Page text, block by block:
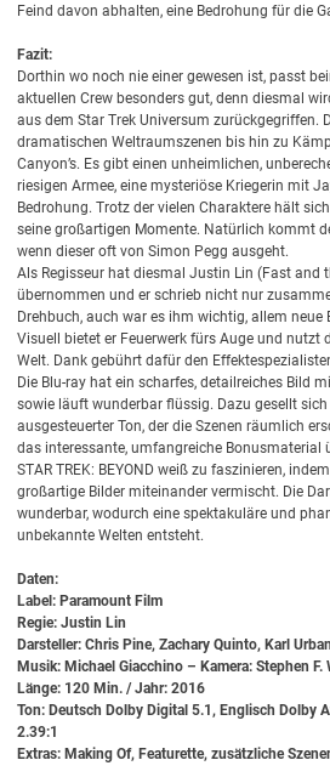
Feind davon abhalten, eine Bedrohung für die
Fazit:
Dorthin wo noch nie einer gewesen ist, passt
aktuellen Crew besonders gut, denn diesmal
aus dem Star Trek Universum zurückgegriffen.
dramatischen Weltraumszenen bis hin zu
Canyon’s. Es gibt einen unheimlichen,
riesigen Armee, eine mysteriöse Kriegerin mit
Bedrohung. Trotz der vielen Charaktere hält
seine großartigen Momente. Natürlich kommt
wenn dieser oft von Simon Pegg ausgeht.
Als Regisseur hat diesmal Justin Lin (Fast and
übernommen und er schrieb nicht nur
Drehbuch, auch war es ihm wichtig, allem neue
Visuell bietet er Feuerwerk fürs Auge und nutzt
Welt. Dank gebührt dafür den
Die Blu-ray hat ein scharfes, detailreiches Bild
sowie läuft wunderbar flüssig. Dazu gesellt sich
ausgesteuerter Ton, der die Szenen räumlich
das interessante, umfangreiche Bonusmaterial
STAR TREK: BEYOND weiß zu faszinieren,
großartige Bilder miteinander vermischt. Die
wunderbar, wodurch eine spektakuläre und
unbekannte Welten entsteht.
Daten:
Label: Paramount Film
Regie: Justin Lin
Darsteller: Chris Pine, Zachary Quinto, Karl
Musik: Michael Giacchino – Kamera: Stephen F.
Länge: 120 Min. / Jahr: 2016
Ton: Deutsch Dolby Digital 5.1, Englisch Dolby
2.39:1
Extras: Making Of, Featurette, zusätzliche